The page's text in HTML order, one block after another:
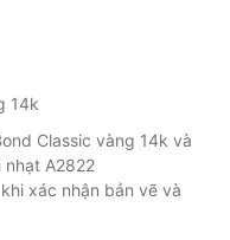
14k
Classic vàng 14k và
nhạt A2822
xác nhận bản vẽ và